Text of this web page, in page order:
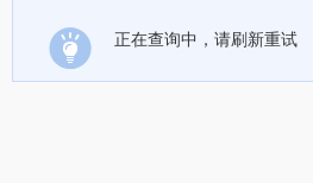
正在查询中，请刷新重试